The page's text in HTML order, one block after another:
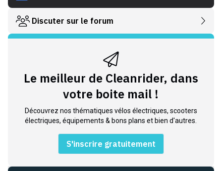
Discuter sur le forum
Le meilleur de Cleanrider, dans
votre boite mail !
Découvrez nos thématiques vélos électriques, scooters
électriques, équipements & bons plans et bien d'autres.
S'inscrire gratuitement